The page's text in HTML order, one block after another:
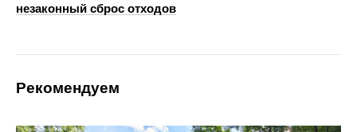
незаконный сброс отходов
Рекомендуем